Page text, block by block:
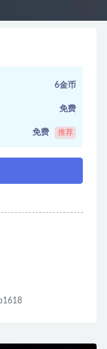
6金币
免费
免费 推荐